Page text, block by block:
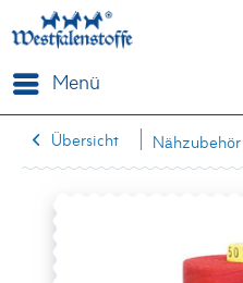
Menü
Übersicht Nähzubehör